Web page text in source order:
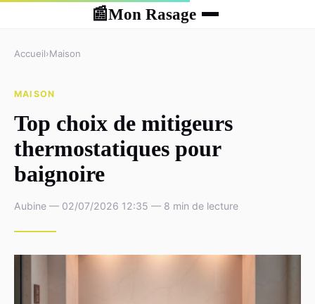
📰Mon Rasage
Accueil›Maison
MAISON
Top choix de mitigeurs
thermostatiques pour
baignoire
Aubine — 02/07/2026 12:35 — 8 min de lecture